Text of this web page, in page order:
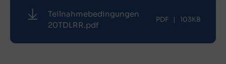
Teilnahmebedingungen
20TDLRR.pdf
PDF | 103KB